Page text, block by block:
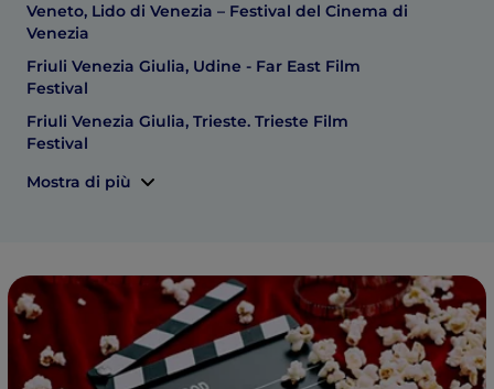
Veneto, Lido di Venezia – Festival del Cinema di
Venezia
Friuli Venezia Giulia, Udine - Far East Film
Festival
Friuli Venezia Giulia, Trieste. Trieste Film
Festival
Mostra di più